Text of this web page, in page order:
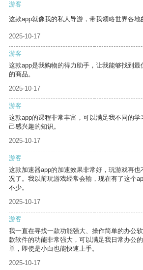
游客
这款app就像我的私人导游，带我领略世界各地
2025-10-17
游客
这款app是我购物的得力助手，让我能够找到
的商品。
2025-10-17
游客
这款app的课程非常丰富，可以满足我不同的学
己感兴趣的知识。
2025-10-17
游客
这款加速器app的加速效果非常好，玩游戏再
况了。我以前玩游戏经常会输，现在有了这个
不少。
2025-10-17
游客
我一直在寻找一款功能强大、操作简单的办公
款软件的功能非常强大，可以满足我日常办公
单，即使是小白也能快速上手。
2025-10-17